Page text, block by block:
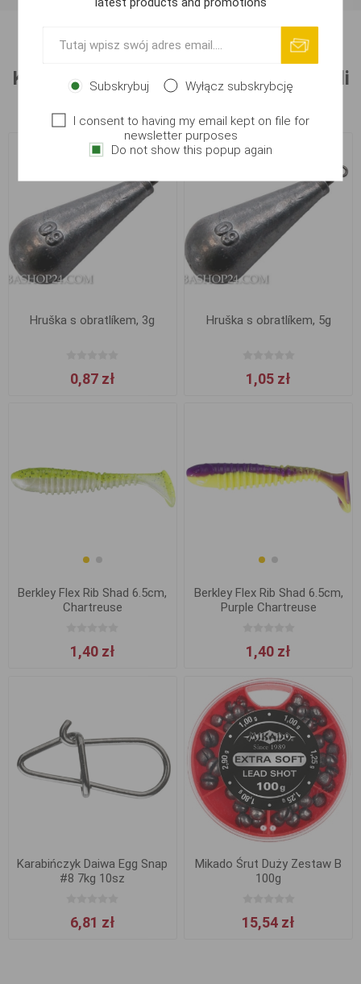
Klienci, którzy kupili ten produkt nabyli
Hruška s obratlíkem, 3g
0,87 zł
Hruška s obratlíkem, 5g
1,05 zł
Berkley Flex Rib Shad 6.5cm,
Chartreuse
1,40 zł
Berkley Flex Rib Shad 6.5cm,
Purple Chartreuse
1,40 zł
Karabińczyk Daiwa Egg Snap
#8 7kg 10sz
6,81 zł
Mikado Śrut Duży Zestaw B
100g
15,54 zł
Subskrybuj Wyłącz subskrybcję
I consent to having my email kept on file for
newsletter purposes
Do not show this popup again